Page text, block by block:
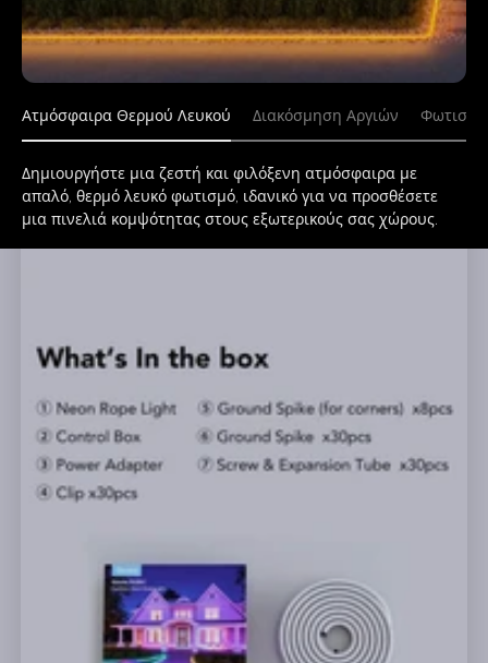
Ατμόσφαιρα Θερμού Λευκού Διακόσμηση Αργιών
Δημιουργήστε μια ζεστή και φιλόξενη ατμόσφαιρα με
απαλό, θερμό λευκό φωτισμό, ιδανικό για να προσθέσετε
μια πινελιά κομψότητας στους εξωτερικούς σας χώρους.